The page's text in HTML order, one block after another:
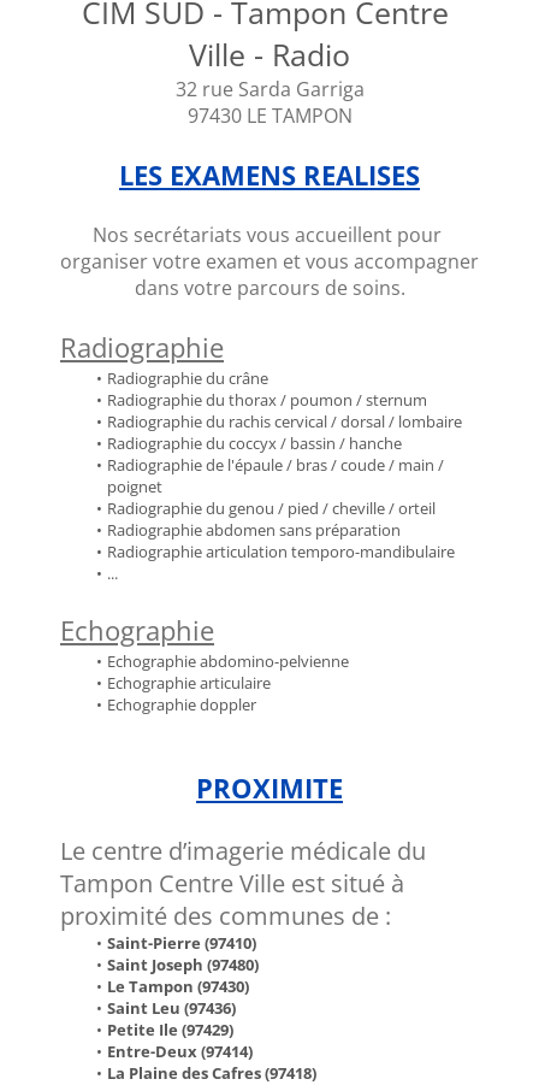
CIM SUD - Tampon Centre
Ville - Radio
32 rue Sarda Garriga
97430 LE TAMPON
LES EXAMENS REALISES
Nos secrétariats vous accueillent pour
organiser votre examen et vous accompagner
dans votre parcours de soins.
Radiographie
Radiographie du crâne
Radiographie du thorax / poumon / sternum
Radiographie du rachis cervical / dorsal / lombaire
Radiographie du coccyx / bassin / hanche
Radiographie de l'épaule / bras / coude / main /
poignet
Radiographie du genou / pied / cheville / orteil
Radiographie abdomen sans préparation
Radiographie articulation temporo-mandibulaire
...
Echographie
Echographie abdomino-pelvienne
Echographie articulaire
Echographie doppler
PROXIMITE
Le centre d’imagerie médicale du
Tampon Centre Ville est situé à
proximité des communes de :
Saint-Pierre (97410)
Saint Joseph (97480)
Le Tampon (97430)
Saint Leu (97436)
Petite Ile (97429)
Entre-Deux (97414)
La Plaine des Cafres (97418)